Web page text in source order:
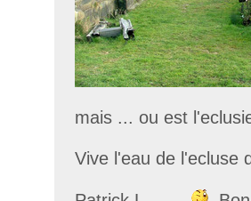
mais ... ou est
Vive l'eau de l'ecluse